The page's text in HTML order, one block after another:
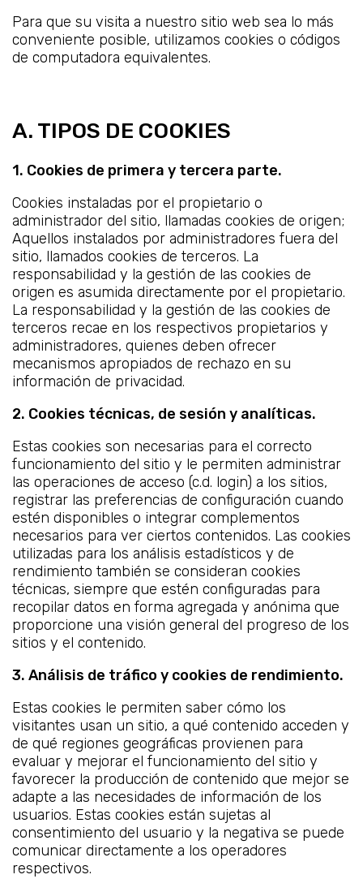
Para que su visita a nuestro sitio web sea lo más
conveniente posible, utilizamos cookies o códigos
de computadora equivalentes.
A. TIPOS DE COOKIES
1. Cookies de primera y tercera parte.
Cookies instaladas por el propietario o
administrador del sitio, llamadas cookies de origen;
Aquellos instalados por administradores fuera del
sitio, llamados cookies de terceros. La
responsabilidad y la gestión de las cookies de
origen es asumida directamente por el propietario.
La responsabilidad y la gestión de las cookies de
terceros recae en los respectivos propietarios y
administradores, quienes deben ofrecer
mecanismos apropiados de rechazo en su
información de privacidad.
2. Cookies técnicas, de sesión y analíticas.
Estas cookies son necesarias para el correcto
funcionamiento del sitio y le permiten administrar
las operaciones de acceso (c.d. login) a los sitios,
registrar las preferencias de configuración cuando
estén disponibles o integrar complementos
necesarios para ver ciertos contenidos. Las cookies
utilizadas para los análisis estadísticos y de
rendimiento también se consideran cookies
técnicas, siempre que estén configuradas para
recopilar datos en forma agregada y anónima que
proporcione una visión general del progreso de los
sitios y el contenido.
3. Análisis de tráfico y cookies de rendimiento.
Estas cookies le permiten saber cómo los
visitantes usan un sitio, a qué contenido acceden y
de qué regiones geográficas provienen para
evaluar y mejorar el funcionamiento del sitio y
favorecer la producción de contenido que mejor se
adapte a las necesidades de información de los
usuarios. Estas cookies están sujetas al
consentimiento del usuario y la negativa se puede
comunicar directamente a los operadores
respectivos.